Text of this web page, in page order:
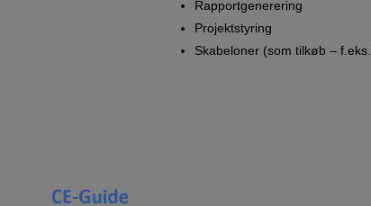
Rapportgenerering
Projektstyring
Skabeloner (som tilkøb – f.eks.